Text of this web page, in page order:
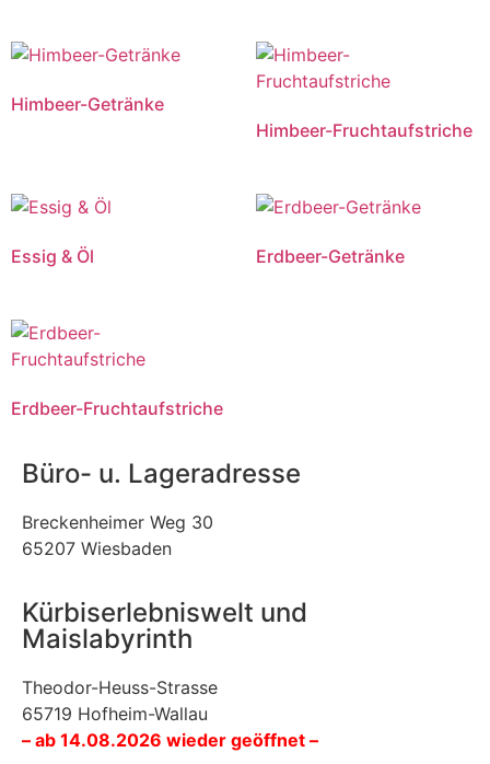
Himbeer-Getränke
Himbeer-Fruchtaufstriche
Essig & Öl Erdbeer-Getränke
Erdbeer-Fruchtaufstriche
Büro- u. Lageradresse
Breckenheimer Weg 30
65207 Wiesbaden
Kürbiserlebniswelt und
Maislabyrinth
Theodor-Heuss-Strasse
65719 Hofheim-Wallau
– ab 14.08.2026 wieder geöffnet –